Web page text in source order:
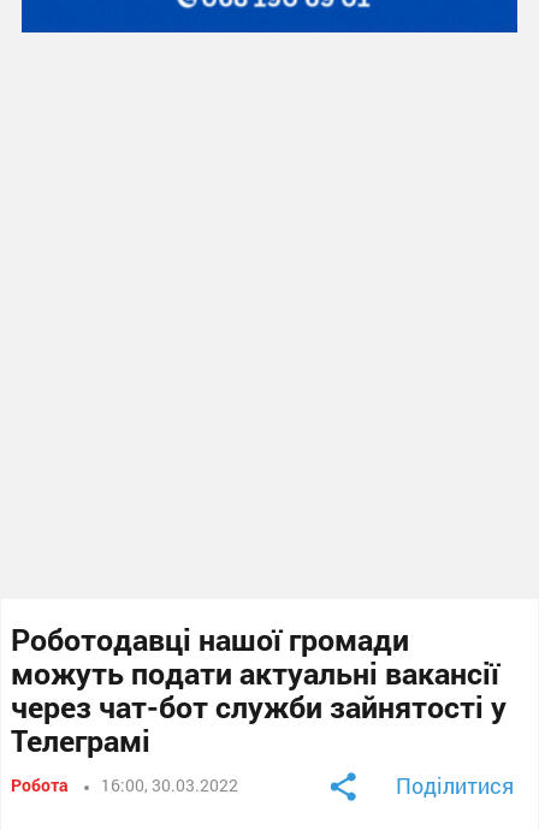
Роботодавці нашої громади
можуть подати актуальні вакансії
через чат-бот служби зайнятості у
Телеграмі
Робота 16:00, 30.03.2022 Поділитися